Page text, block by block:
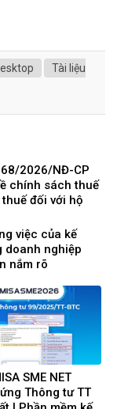
Tài liệu
2026/NĐ-CP
chính sách thuế
đối với hộ
việc của kế
doanh nghiệp
nắm rõ
SME NET
Thông tư TT